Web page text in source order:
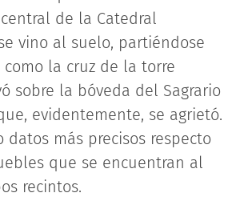
de la Catedral
vino al suelo, partiéndose
como la cruz de la torre
sobre la bóveda del Sagrario
evidentemente, se agrietó.
datos más precisos respecto
que se encuentran al
recintos.